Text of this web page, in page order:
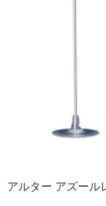
アルター アズール